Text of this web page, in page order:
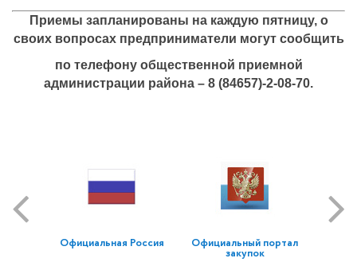
Приемы запланированы на каждую пятницу, о
своих вопросах предприниматели могут сообщить
по телефону общественной приемной
администрации района – 8 (84657)-2-08-70.
Официальная Россия Официальный портал
закупок